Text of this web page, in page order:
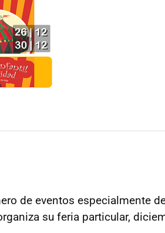
de eventos especialmente
su feria particular,